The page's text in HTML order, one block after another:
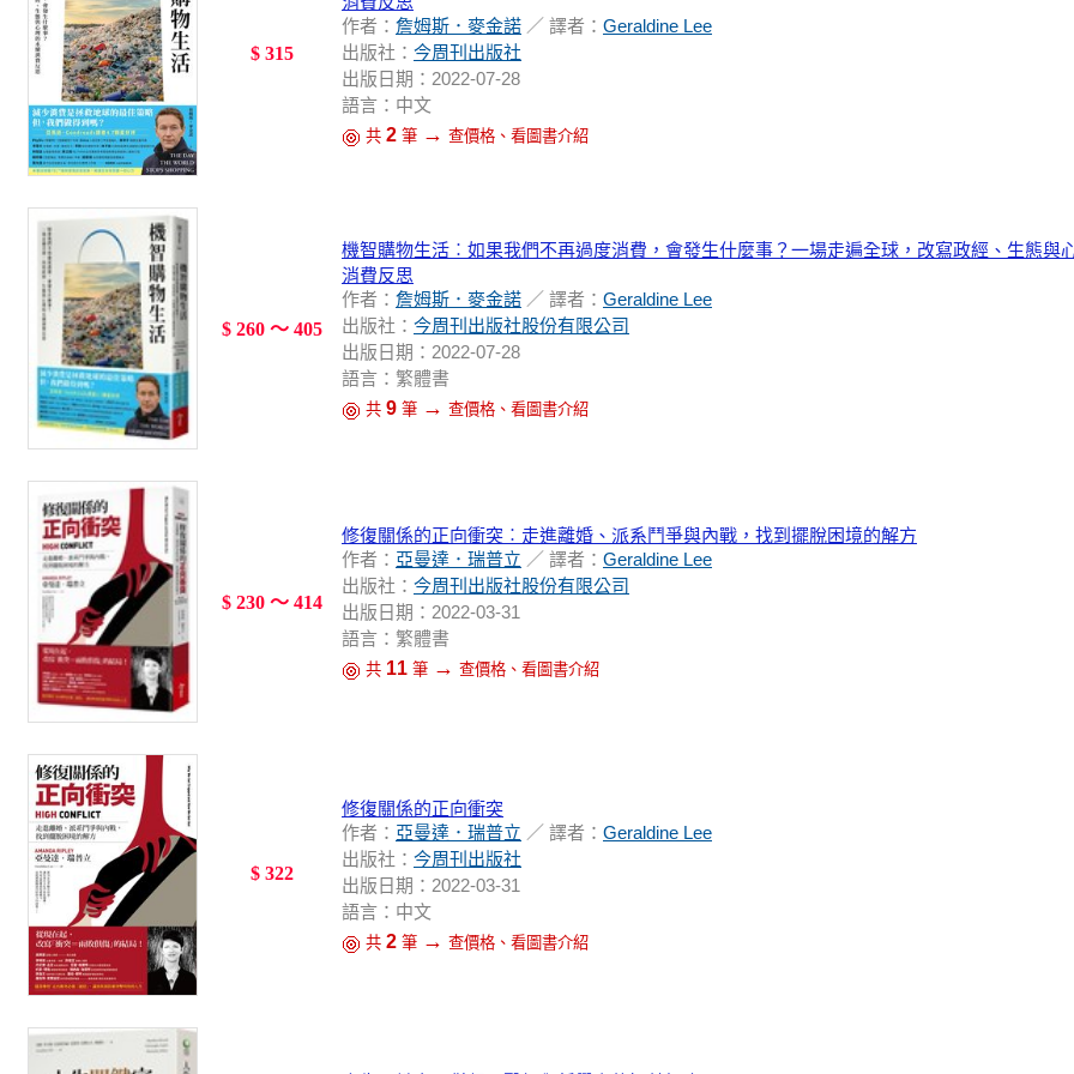
$ 315
作者： 詹姆斯．麥金諾 ／ 譯者： Geraldine Lee
出版社： 今周刊出版社
出版日期：2022-07-28
語言：中文
共 2 筆 → 查價格、看圖書介紹
$ 260 ～ 405
機智購物生活︰如果我們不再過度消費，會發生什麼事？一場走遍全球，改寫政經、生態與
消費反思
作者： 詹姆斯．麥金諾 ／ 譯者： Geraldine Lee
出版社： 今周刊出版社股份有限公司
出版日期：2022-07-28
語言：繁體書
共 9 筆 → 查價格、看圖書介紹
$ 230 ～ 414
修復關係的正向衝突︰走進離婚、派系鬥爭與內戰，找到擺脫困境的解方
作者： 亞曼達．瑞普立 ／ 譯者： Geraldine Lee
出版社： 今周刊出版社股份有限公司
出版日期：2022-03-31
語言：繁體書
共 11 筆 → 查價格、看圖書介紹
$ 322
修復關係的正向衝突
作者： 亞曼達．瑞普立 ／ 譯者： Geraldine Lee
出版社： 今周刊出版社
出版日期：2022-03-31
語言：中文
共 2 筆 → 查價格、看圖書介紹